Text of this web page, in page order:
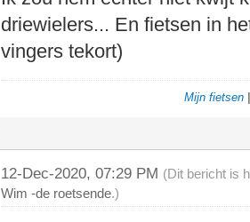
driewielers... En fietsen in
vingers tekort)
Mijn fietsen
12-Dec-2020, 07:29 PM (Dit bericht is
Wim -de roetsende.)